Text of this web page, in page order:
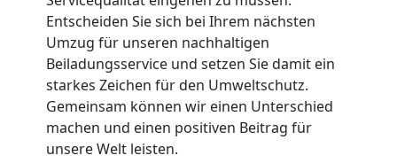
Entscheiden Sie sich bei Ihrem nächsten
Umzug für unseren nachhaltigen
Beiladungsservice und setzen Sie damit ein
starkes Zeichen für den Umweltschutz.
Gemeinsam können wir einen Unterschied
machen und einen positiven Beitrag für
unsere Welt leisten.
Leonding
Büroumzug
Leonding